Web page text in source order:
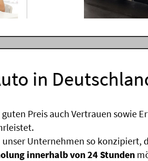
in
Preis auch Vertrauen sowie
Unternehmen so konzipiert,
innerhalb von 24 Stunden